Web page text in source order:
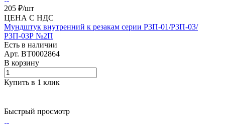
205 ₽/шт
ЦЕНА С НДС
Мундштук внутренний к резакам серии Р3П-01/Р3П-03/
Р3П-03Р №2П
Есть в наличии
Арт. BT0002864
В корзину
Купить в 1 клик
Быстрый просмотр